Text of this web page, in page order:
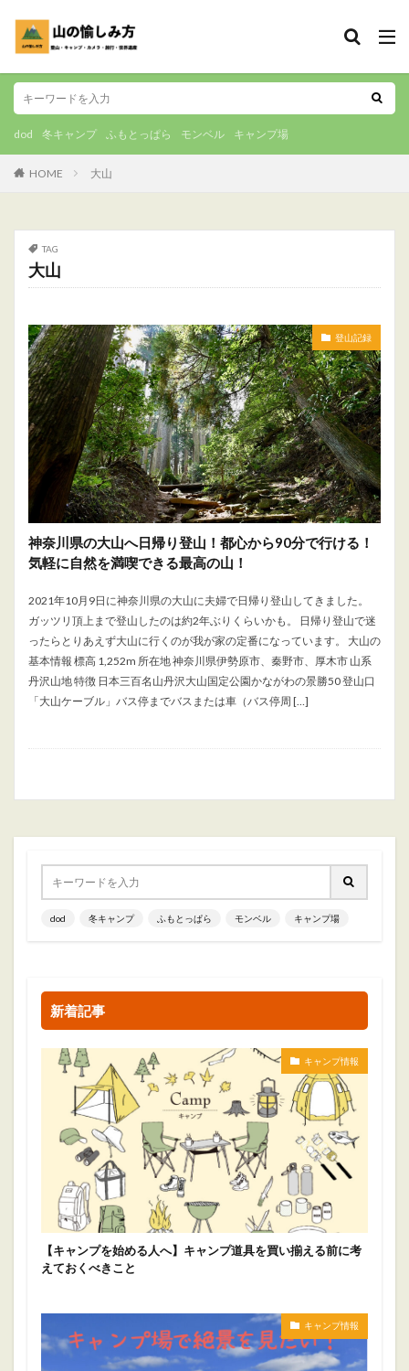
dod 冬キャンプ ふもとっぱら モンベル キャンプ場
HOME 大山
TAG
大山
登山記録
神奈川県の大山へ日帰り登山！都心から90分で行ける！
気軽に自然を満喫できる最高の山！
2021年10月9日に神奈川県の大山に夫婦で日帰り登山してきました。
ガッツリ頂上まで登山したのは約2年ぶりくらいかも。 日帰り登山で迷
ったらとりあえず大山に行くのが我が家の定番になっています。 大山の
基本情報 標高 1,252m 所在地 神奈川県伊勢原市、秦野市、厚木市 山系
丹沢山地 特徴 日本三百名山丹沢大山国定公園かながわの景勝50 登山口
「大山ケーブル」バス停までバスまたは車（バス停周 […]
dod 冬キャンプ ふもとっぱら モンベル キャンプ場
新着記事
キャンプ情報
【キャンプを始める人へ】キャンプ道具を買い揃える前に考
えておくべきこと
キャンプ情報